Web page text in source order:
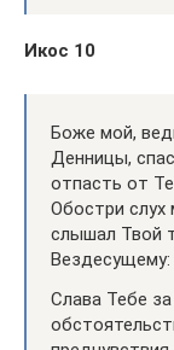
Икос 10
Боже мой,
Денницы,
отпасть от
Обостри
слышал Твой
Вездесущему:
Слава Тебе